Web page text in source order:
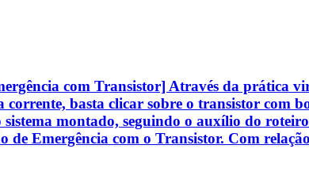
com Transistor] Através da prática
basta clicar sobre o transistor com
montado, seguindo o auxílio do
Emergência com o Transistor. Com